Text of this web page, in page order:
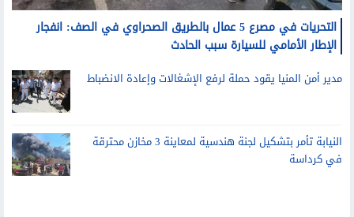
التحريات في مصرع 5 عمال بالطريق الصحراوي في الصف: انفجار
الإطار الأمامي للسيارة سبب الحادث
مدير أمن المنيا يقود حملة لرفع الإشغالات وإعادة الانضباط
النيابة تأمر بتشكيل لجنة هندسية لمعاينة 3 مخازن محترقة
في كرداسة